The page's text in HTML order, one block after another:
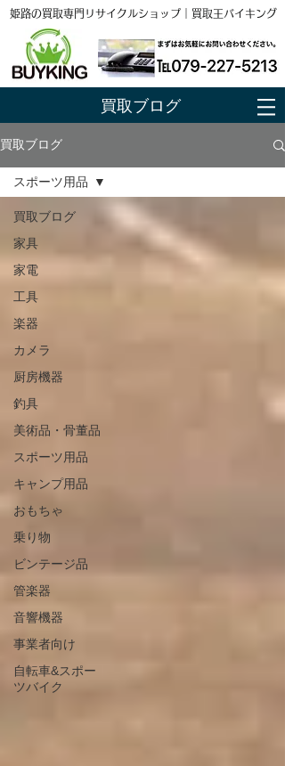
姫路の買取専門リサイクルショップ｜買取王バイキング
買取ブログ
買取ブログ
買取ブログ
家具
家電
工具
楽器
カメラ
厨房機器
釣具
美術品・骨董品
スポーツ用品
キャンプ用品
おもちゃ
乗り物
ビンテージ品
管楽器
音響機器
事業者向け
自転車&スポー
ツバイク
スポーツ用品